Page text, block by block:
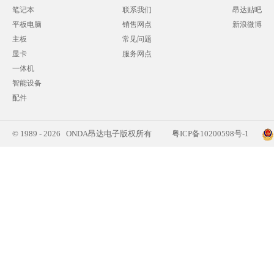
笔记本
平板电脑
主板
显卡
一体机
智能设备
配件
联系我们
销售网点
常见问题
服务网点
昂达贴吧
新浪微博
© 1989 - 2026 ONDA昂达电子版权所有 粤ICP备10200598号-1